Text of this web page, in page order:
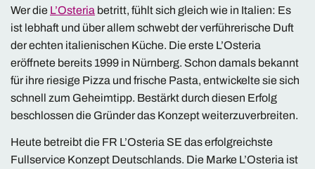
Wer die L’Osteria betritt, fühlt sich gleich wie in Italien: Es
ist lebhaft und über allem schwebt der verführerische Duft
der echten italienischen Küche. Die erste L’Osteria
eröffnete bereits 1999 in Nürnberg. Schon damals bekannt
für ihre riesige Pizza und frische Pasta, entwickel­te sie sich
schnell zum Geheim­tipp. Bestärkt durch diesen Erfolg
beschlossen die Gründer das Konzept weiter­zuver­breiten.
Heute betreibt die FR L’Osteria SE das erfolgreichste
Fullservice Konzept Deutschlands. Die Marke L’Osteria ist